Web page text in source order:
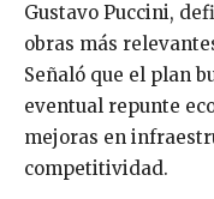
Gustavo Puccini,
obras más
Señaló que el plan
eventual repunte
mejoras en
competitividad.